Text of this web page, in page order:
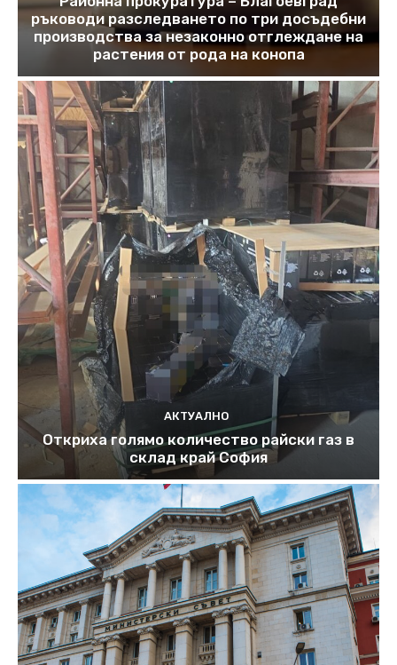
ръководи разследването по три досъдебни
производства за незаконно отглеждане на
растения от рода на конопа
АКТУАЛНО
Откриха голямо количество райски газ в
склад край София